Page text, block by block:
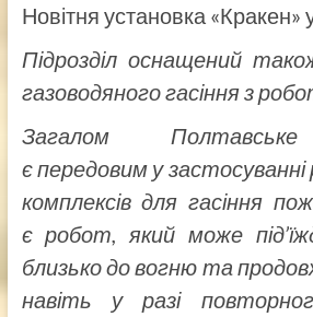
Новітня установка «Кракен»
Підрозділ оснащений
газоводяного гасіння з
Загалом Полтавське
є передовим у
комплексів для гасіння
є робот, який може
близько до вогню та
навіть у разі